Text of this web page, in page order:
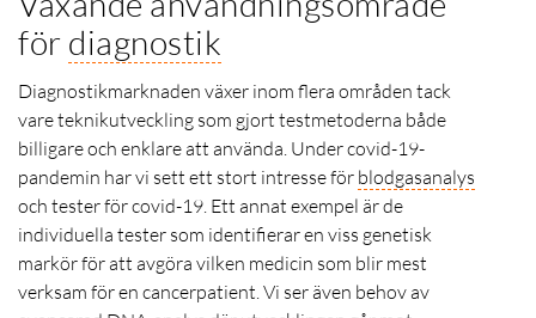
för diagnostik
Diagnostikmarknaden växer inom flera områden tack
vare teknikutveckling som gjort testmetoderna både
billigare och enklare att använda. Under covid-19-
pandemin har vi sett ett stort intresse för blodgasanalys
och tester för covid-19. Ett annat exempel är de
individuella tester som identifierar en viss genetisk
markör för att avgöra vilken medicin som blir mest
verksam för en cancerpatient. Vi ser även behov av